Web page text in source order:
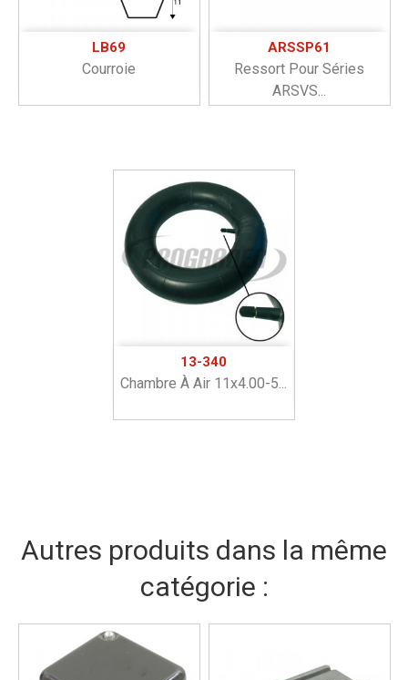
LB69
Courroie
ARSSP61
Ressort Pour Séries
ARSVS...
13-340
Chambre À Air 11x4.00-5...
Autres produits dans la même
catégorie :